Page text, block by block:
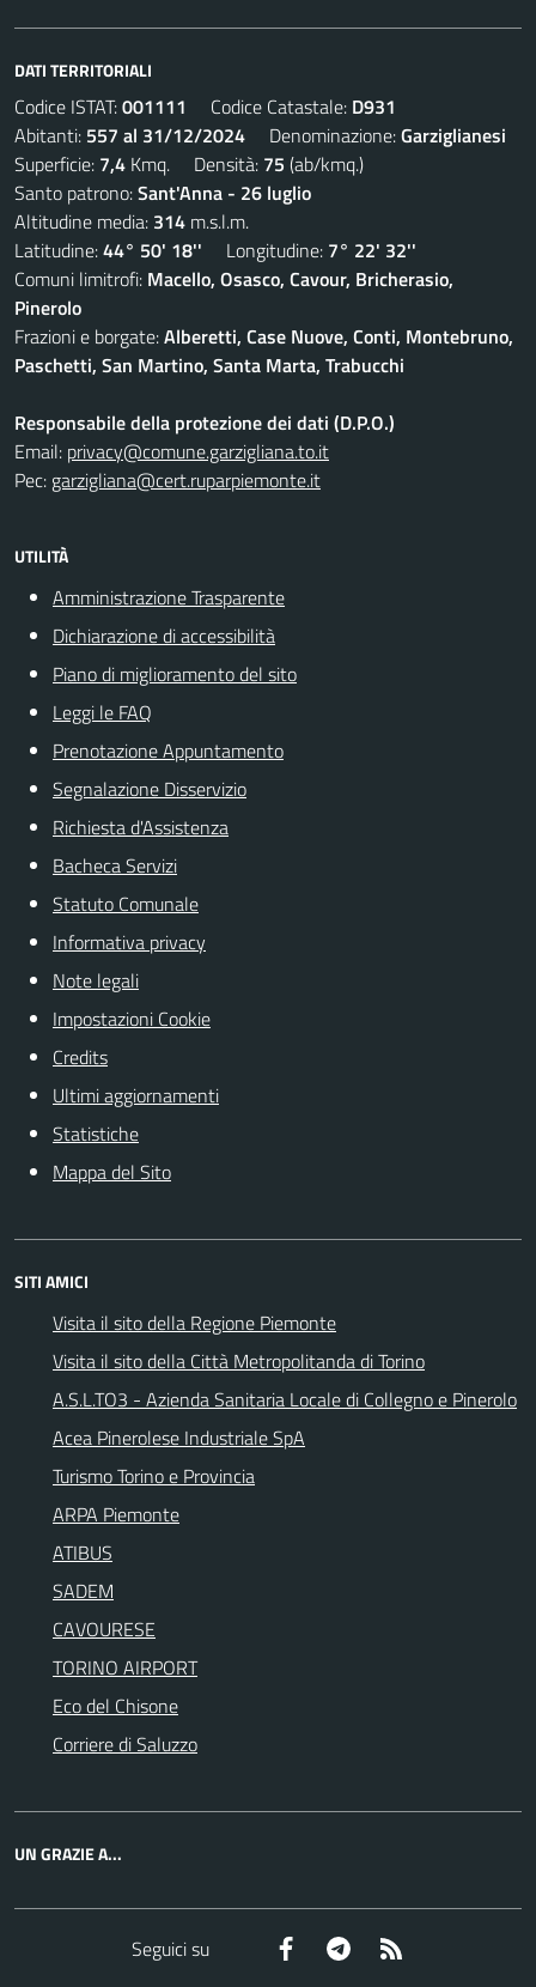
DATI TERRITORIALI
Codice ISTAT:001111 Codice Catastale: D931
Abitanti: 557 al 31/12/2024 Denominazione:Garziglianesi
Superficie: 7,4 Kmq. Densità: 75 (ab/kmq.)
Santo patrono:Sant'Anna - 26 luglio
Altitudine media: 314 m.s.l.m.
Latitudine:44° 50' 18'' Longitudine: 7° 22' 32''
Comuni limitrofi: Macello, Osasco, Cavour, Bricherasio,
Pinerolo
Frazioni e borgate:Alberetti, Case Nuove, Conti, Montebruno,
Paschetti, San Martino, Santa Marta, Trabucchi
Responsabile della protezione dei dati (D.P.O.)
Email: privacy@comune.garzigliana.to.it
Pec: garzigliana@cert.ruparpiemonte.it
UTILITÀ
Amministrazione Trasparente
Dichiarazione di accessibilità
Piano di miglioramento del sito
Leggi le FAQ
Prenotazione Appuntamento
Segnalazione Disservizio
Richiesta d'Assistenza
Bacheca Servizi
Statuto Comunale
Informativa privacy
Note legali
Impostazioni Cookie
Credits
Ultimi aggiornamenti
Statistiche
Mappa del Sito
SITI AMICI
Visita il sito della Regione Piemonte
Visita il sito della Città Metropolitanda di Torino
A.S.L.TO3 - Azienda Sanitaria Locale di Collegno e Pinerolo
Acea Pinerolese Industriale SpA
Turismo Torino e Provincia
ARPA Piemonte
ATIBUS
SADEM
CAVOURESE
TORINO AIRPORT
Eco del Chisone
Corriere di Saluzzo
UN GRAZIE A...
Seguici su Facebook Telegram